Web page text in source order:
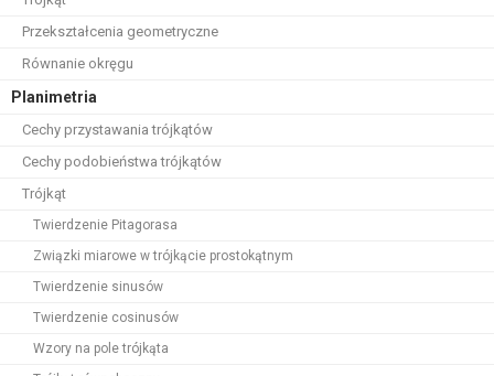
Przekształcenia geometryczne
Równanie okręgu
Planimetria
Cechy przystawania trójkątów
Cechy podobieństwa trójkątów
Trójkąt
Twierdzenie Pitagorasa
Związki miarowe w trójkącie prostokątnym
Twierdzenie sinusów
Twierdzenie cosinusów
Wzory na pole trójkąta